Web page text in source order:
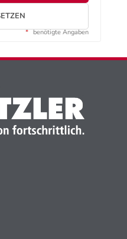
* benötigte Angaben